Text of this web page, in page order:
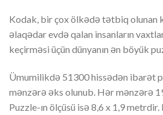
Kodak, bir çox ölkədə tətbiq olunan
əlaqədar evdə qalan insanların
keçirməsi üçün dünyanın ən böyük
Ümumilikdə 51300 hissədən ibarət
mənzərə əks olunub. Hər mənzərə
Puzzle-ın ölçüsü isə 8,6 x 1,9